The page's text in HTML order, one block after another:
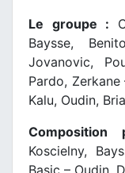
Le groupe :
Baysse,
Jovanovic,
Pardo,
Kalu, Oudin,
Composition
Koscielny,